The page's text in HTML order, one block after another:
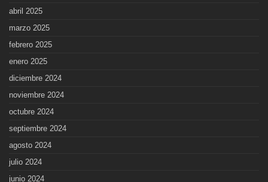
abril 2025
marzo 2025
febrero 2025
enero 2025
diciembre 2024
noviembre 2024
octubre 2024
septiembre 2024
agosto 2024
julio 2024
junio 2024